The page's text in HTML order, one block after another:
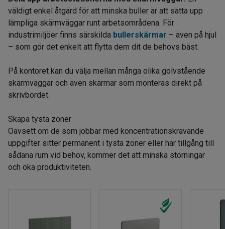
väldigt enkel åtgärd för att minska buller är att sätta upp
lämpliga skärmväggar runt arbetsområdena. För
industrimiljöer finns särskilda bullerskärmar – även på hjul
– som gör det enkelt att flytta dem dit de behövs bäst.
På kontoret kan du välja mellan många olika golvstående
skärmväggar och även skärmar som monteras direkt på
skrivbordet.
Skapa tysta zoner
Oavsett om de som jobbar med koncentrationskrävande
uppgifter sitter permanent i tysta zoner eller har tillgång till
sådana rum vid behov, kommer det att minska störningar
och öka produktiviteten.